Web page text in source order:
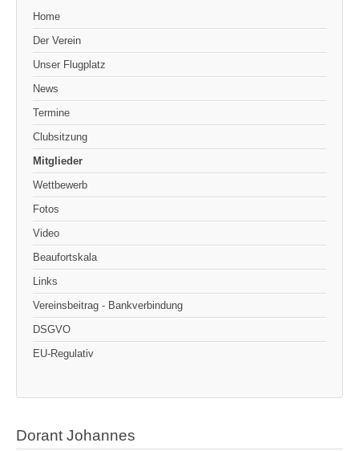
Home
Der Verein
Unser Flugplatz
News
Termine
Clubsitzung
Mitglieder
Wettbewerb
Fotos
Video
Beaufortskala
Links
Vereinsbeitrag - Bankverbindung
DSGVO
EU-Regulativ
Dorant Johannes